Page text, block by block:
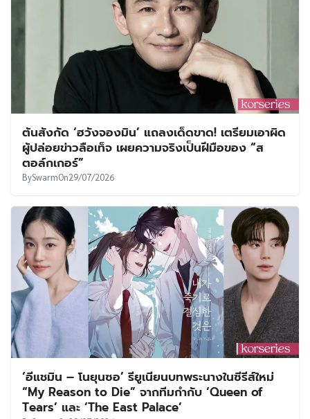
ต้นสังกัด ‘ฮวังจองมิน’ แถลงเด็ดขาด! เตรียมเอาผิด
ผู้ปล่อยข่าวลือเท็จ เผยความจริงเป็นฝีมือของ “ส
ตอล์กเกอร์”
BySwarmOn29/07/2026
‘อีแชมิน – โนยุนซอ’ รียูเนียนบทพระนางในซีรีส์ใหม่
“My Reason to Die” จากทีมกำกับ ‘Queen of
Tears’ และ ‘The East Palace’